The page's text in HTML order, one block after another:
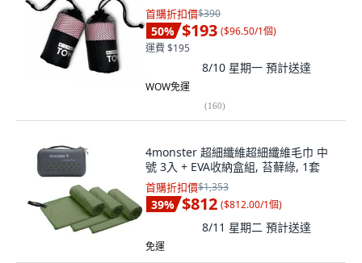
首購折扣價$390
50% $193 ($96.50/1個)
運費 $195
8/10 星期一 預計送達
WOW免運
(160)
4monster 超細纖維超細纖維毛巾 中
號 3入 + EVA收納盒組, 苔蘚綠, 1套
首購折扣價$1,353
39% $812 ($812.00/1個)
8/11 星期二 預計送達
免運